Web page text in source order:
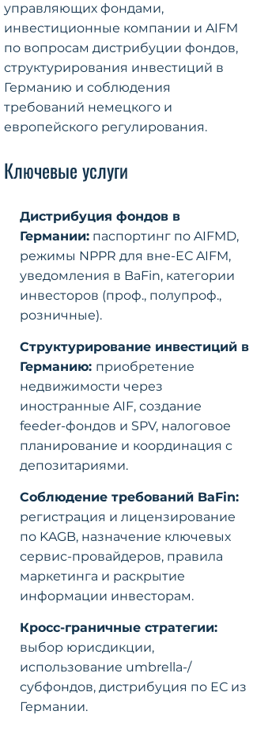
управляющих фондами,
инвестиционные компании и AIFM
по вопросам дистрибуции фондов,
структурирования инвестиций в
Германию и соблюдения
требований немецкого и
европейского регулирования.
Ключевые услуги
Дистрибуция фондов в
Германии: паспортинг по AIFMD,
режимы NPPR для вне-ЕС AIFM,
уведомления в BaFin, категории
инвесторов (проф., полупроф.,
розничные).
Структурирование инвестиций в
Германию: приобретение
недвижимости через
иностранные AIF, создание
feeder-фондов и SPV, налоговое
планирование и координация с
депозитариями.
Соблюдение требований BaFin:
регистрация и лицензирование
по KAGB, назначение ключевых
сервис-провайдеров, правила
маркетинга и раскрытие
информации инвесторам.
Кросс-граничные стратегии:
выбор юрисдикции,
использование umbrella-/
субфондов, дистрибуция по ЕС из
Германии.